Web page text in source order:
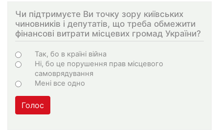
Чи підтримуєте Ви точку зору київських
чиновників і депутатів, що треба обмежити
фінансові витрати місцевих громад України?
Choices
Так, бо в країні війна
Ні, бо це порушення прав місцевого
самоврядування
Мені все одно
Голос